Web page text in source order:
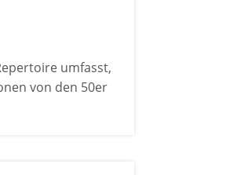
umfasst,
von den 50er